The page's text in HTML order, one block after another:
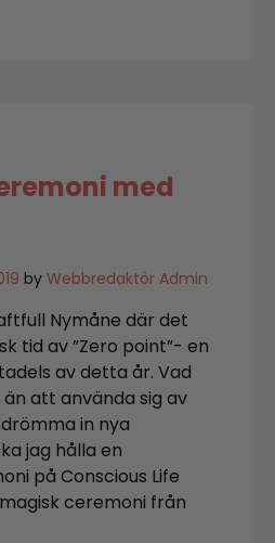
med
by Webbredaktör Admin
Nymåne där det
tid av ”Zero point”- en
av detta år. Vad
att använda sig av
in nya
jag hålla en
på Conscious Life
ceremoni från